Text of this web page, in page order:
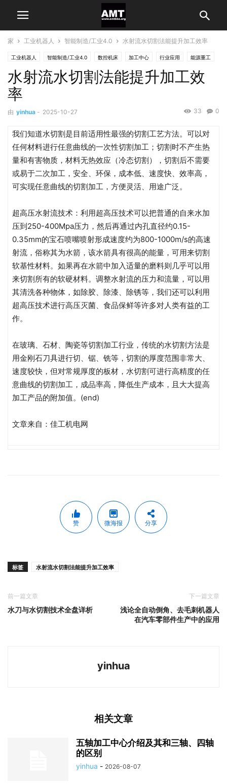
家 工业机器人 智能制造/工业4.0 水射流水切割法能提升加工效率
工业机器人 智能制造/工业4.0 数控机床 加工中心 行业应用 能源重工
水射流水切割法能提升加工效
率
由 yinhua - 2025-10-27 0
33
我们知道水切割是目前适用性最强的切割工艺方法。可以对
任何材料进行任意曲线的一次性切割加工；切割时不产生热
量和有害物质，材料无热效应（冷态切割），切割后不需要
或易于二次加工，安全、环保，成本低、速度快、效率高，
可实现任意曲线的切割加工，方便灵活、用途广泛。
超高压水射流技术：利用超高压技术可以把普通的自来水加
压到250-400Mpa压力，然后再通过内孔直径约0.15-
0.35mm的宝石喷嘴喷射形成速度约为800-1000m/s的高速
射流，俗称其为水箭，该水箭具有很高的能量，可用来切割
软基性材料。如果再在水箭中加入适量的磨料则几乎可以用
来切割所有的软硬材料。调整水射流的压力和流量，可以用
其清洗各种物体，如除胶、除漆、除锈等，我们还可以利用
超高压技术进行高压灭菌、食品保鲜等许多对人类有益的工
作。
在玻璃、石材、陶瓷等切割加工行业，传统的水切割方法是
用金刚石刀具进行切、锯、铣等，切割的厚度范围非常大、
速度较快，但对常规厚度的板材，水切割可进行高精度的任
意曲线的切割加工，成品率高，降低生产成本，且大大提高
加工产品的附加值。(end)
文章来自：佳工机电网
赞 微海报 分享
标签 水射流水切割法能提升加工效率
前一篇文章
水刀与水切割技术全盘详析
下一篇文章
浅论全自动倒角、去毛刺机器人
在汽车零部件生产中的应用
yinhua
相关文章
五轴加工中心介绍及其和三轴、四轴
的区别
yinhua - 2026-08-07